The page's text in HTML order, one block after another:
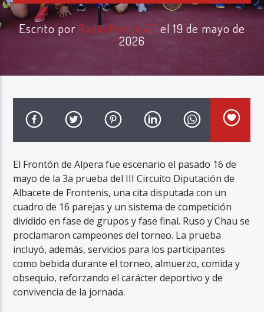
Escrito por Radio Marca AB el 19 de mayo de
2026
El Frontón de Alpera fue escenario el pasado 16 de
mayo de la 3a prueba del III Circuito Diputación de
Albacete de Frontenis, una cita disputada con un
cuadro de 16 parejas y un sistema de competición
dividido en fase de grupos y fase final. Ruso y Chau se
proclamaron campeones del torneo. La prueba
incluyó, además, servicios para los participantes
como bebida durante el torneo, almuerzo, comida y
obsequio, reforzando el carácter deportivo y de
convivencia de la jornada.